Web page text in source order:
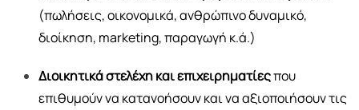
(πωλήσεις, οικονομικά, ανθρώπινο δυναμικό,
διοίκηση, marketing, παραγωγή κ.ά.)
Διοικητικά στελέχη και επιχειρηματίεςπου
επιθυμούν να κατανοήσουν και να αξιοποιήσουν τις